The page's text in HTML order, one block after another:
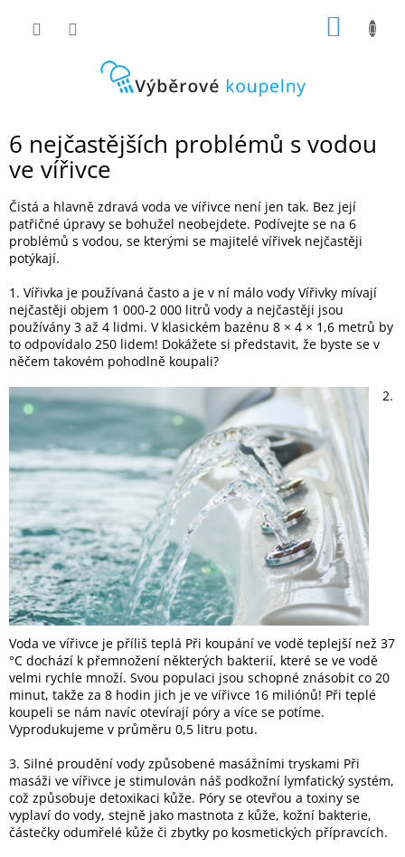
6 nejčastějších problémů s vodou
ve vířivce
Čistá a hlavně zdravá voda ve vířivce není jen tak. Bez její
patřičné úpravy se bohužel neobejdete. Podívejte se na 6
problémů s vodou, se kterými se majitelé vířivek nejčastěji
potýkají.
1. Vířivka je používaná často a je v ní málo vody Vířivky mívají
nejčastěji objem 1 000-2 000 litrů vody a nejčastěji jsou
používány 3 až 4 lidmi. V klasickém bazénu 8 × 4 × 1,6 metrů by
to odpovídalo 250 lidem! Dokážete si představit, že byste se v
něčem takovém pohodlně koupali?
2.
Voda ve vířivce je příliš teplá Při koupání ve vodě teplejší než 37
°C dochází k přemnožení některých bakterií, které se ve vodě
velmi rychle množí. Svou populaci jsou schopné znásobit co 20
minut, takže za 8 hodin jich je ve vířivce 16 miliónů! Při teplé
koupeli se nám navíc otevírají póry a více se potíme.
Vyprodukujeme v průměru 0,5 litru potu.
3. Silné proudění vody způsobené masážními tryskami Při
masáži ve vířivce je stimulován náš podkožní lymfatický systém,
což způsobuje detoxikaci kůže. Póry se otevřou a toxiny se
vyplaví do vody, stejně jako mastnota z kůže, kožní bakterie,
částečky odumřelé kůže či zbytky po kosmetických přípravcích.